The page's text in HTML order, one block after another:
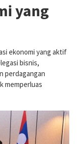
yang
ekonomi yang aktif
bisnis,
perdagangan
memperluas